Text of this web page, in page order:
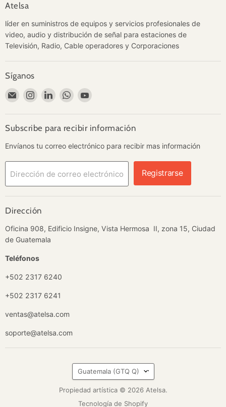
Atelsa
líder en suministros de equipos y servicios profesionales de
video, audio y distribución de señal para estaciones de
Televisión, Radio, Cable operadores y Corporaciones
Síganos
Encuéntrenos
Correo
electrónico
Encuéntrenos
Instagram
Encuéntrenos
LinkedIn
Encuéntrenos
WhatsApp
Encuéntrenos
YouTube
Subscribe para recibir información
Envíanos tu correo electrónico para recibir mas información
Dirección de correo electrónico Registrarse
Dirección
Oficina 908, Edificio Insigne, Vista Hermosa II, zona 15, Ciudad
de Guatemala
Teléfonos
+502 2317 6240
+502 2317 6241
ventas@atelsa.com
soporte@atelsa.com
País
Guatemala (GTQ Q)
Propiedad artística © 2026 Atelsa.
Tecnología de Shopify